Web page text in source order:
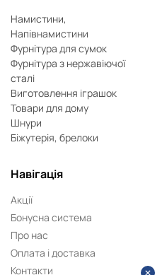
Намистини,
Напівнамистини
Фурнітура для сумок
Фурнітура з нержавіючої
сталі
Виготовлення іграшок
Товари для дому
Шнури
Біжутерія, брелоки
Навігація
Акції
Бонусна система
Про нас
Оплата і доставка
Контакти